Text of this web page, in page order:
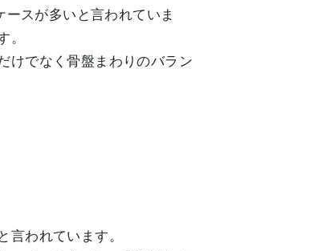
スが多いと言われていま
。
けでなく骨盤まわりのバラン
言われています。